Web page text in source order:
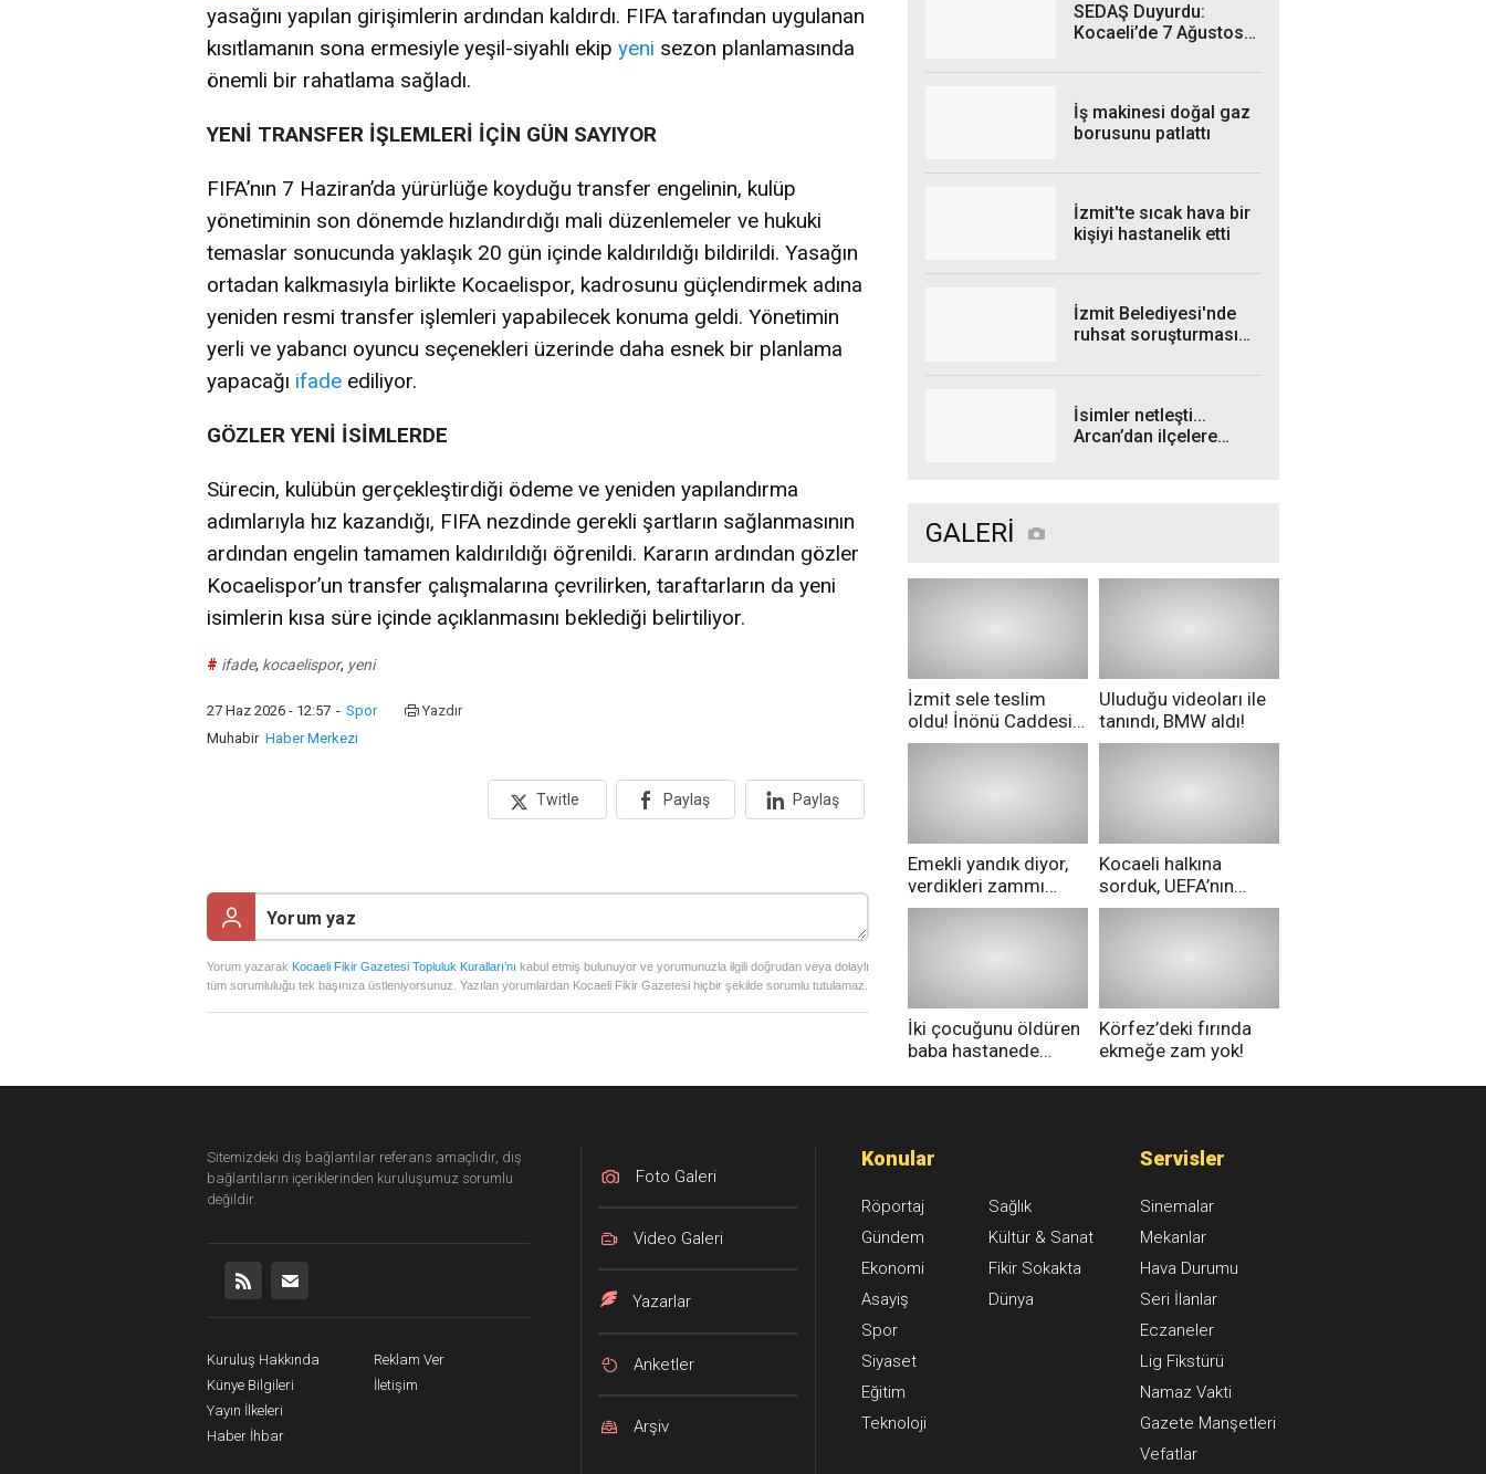
yasağını yapılan girişimlerin ardından kaldırdı. FIFA tarafından uygulanan
kısıtlamanın sona ermesiyle yeşil-siyahlı ekip yeni sezon planlamasında
önemli bir rahatlama sağladı.
YENİ TRANSFER İŞLEMLERİ İÇİN GÜN SAYIYOR
FIFA’nın 7 Haziran’da yürürlüğe koyduğu transfer engelinin, kulüp
yönetiminin son dönemde hızlandırdığı mali düzenlemeler ve hukuki
temaslar sonucunda yaklaşık 20 gün içinde kaldırıldığı bildirildi. Yasağın
ortadan kalkmasıyla birlikte Kocaelispor, kadrosunu güçlendirmek adına
yeniden resmi transfer işlemleri yapabilecek konuma geldi. Yönetimin
yerli ve yabancı oyuncu seçenekleri üzerinde daha esnek bir planlama
yapacağı ifade ediliyor.
GÖZLER YENİ İSİMLERDE
Sürecin, kulübün gerçekleştirdiği ödeme ve yeniden yapılandırma
adımlarıyla hız kazandığı, FIFA nezdinde gerekli şartların sağlanmasının
ardından engelin tamamen kaldırıldığı öğrenildi. Kararın ardından gözler
Kocaelispor’un transfer çalışmalarına çevrilirken, taraftarların da yeni
isimlerin kısa süre içinde açıklanmasını beklediği belirtiliyor.
# ifade, kocaelispor, yeni
27 Haz 2026 - 12:57 - Spor
Yazdır
Muhabir Haber Merkezi
Twitle Paylaş Paylaş
Yorum yazarak Kocaeli Fikir Gazetesi Topluluk Kuralları’nı kabul etmiş bulunuyor ve yorumunuzla ilgili doğrudan veya dolaylı
tüm sorumluluğu tek başınıza üstleniyorsunuz. Yazılan yorumlardan Kocaeli Fikir Gazetesi hiçbir şekilde sorumlu tutulamaz.
SEDAŞ Duyurdu:
Kocaeli’de 7 Ağustos
İş makinesi doğal gaz
borusunu patlattı
İzmit'te sıcak hava bir
kişiyi hastanelik etti
İzmit Belediyesi'nde
ruhsat soruşturması
İsimler netleşti...
Arcan’dan ilçelere
GALERİ
İzmit sele teslim
oldu! İnönü Caddesi
göle döndü!
Uluduğu videoları ile
tanındı, BMW aldı!
Emekli yandık diyor,
verdikleri zammı
pazarda geri aldılar!
Kocaeli halkına
sorduk, UEFA’nın
Merih Demiral kararı
İki çocuğunu öldüren
baba hastanede
Körfez’deki fırında
ekmeğe zam yok!
Sitemizdeki dış bağlantılar referans amaçlıdır, dış
bağlantıların içeriklerinden kuruluşumuz sorumlu
değildir.
Kuruluş Hakkında
Künye Bilgileri
Yayın İlkeleri
Haber İhbar
Reklam Ver
İletişim
Foto Galeri
Video Galeri
Yazarlar
Anketler
Arşiv
Konular
Röportaj
Gündem
Ekonomi
Asayiş
Spor
Siyaset
Eğitim
Teknoloji
Sağlık
Kültür & Sanat
Fikir Sokakta
Dünya
Servisler
Sinemalar
Mekanlar
Hava Durumu
Seri İlanlar
Eczaneler
Lig Fikstürü
Namaz Vakti
Gazete Manşetleri
Vefatlar